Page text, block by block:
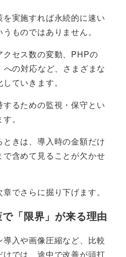
実施すれば永続的に速い
ものではありません。
クセス数の変動、PHPの
の対応など、さまざまな
ていきます。
るための監視・保守とい
。
きは、導入時の金額だけ
含めて見ることが欠かせ
でさらに掘り下げます。
「限界」が来る理由
入や画像圧縮など、比較
では、途中で改善が頭打